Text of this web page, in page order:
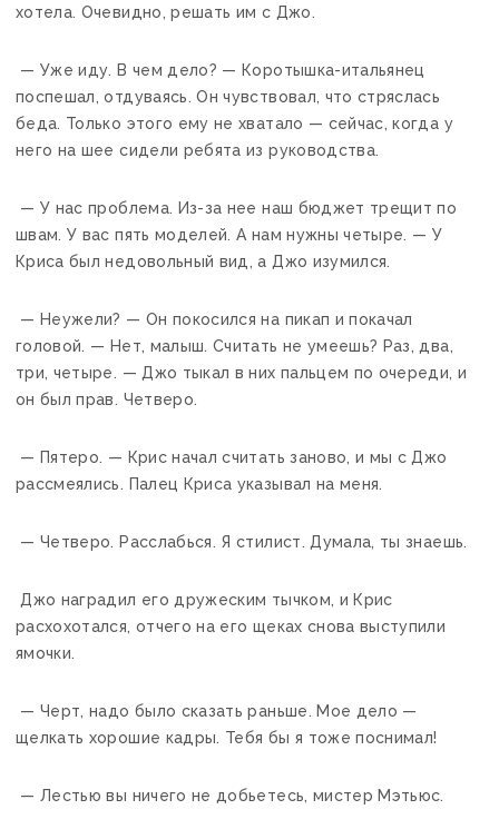
хотела. Очевидно, решать им с Джо.
— Уже иду. В чем дело? — Коротышка-итальянец
поспешал, отдуваясь. Он чувствовал, что стряслась
беда. Только этого ему не хватало — сейчас, когда у
него на шее сидели ребята из руководства.
— У нас проблема. Из-за нее наш бюджет трещит по
швам. У вас пять моделей. А нам нужны четыре. — У
Криса был недовольный вид, а Джо изумился.
— Неужели? — Он покосился на пикап и покачал
головой. — Нет, малыш. Считать не умеешь? Раз, два,
три, четыре. — Джо тыкал в них пальцем по очереди, и
он был прав. Четверо.
— Пятеро. — Крис начал считать заново, и мы с Джо
рассмеялись. Палец Криса указывал на меня.
— Четверо. Расслабься. Я стилист. Думала, ты знаешь.
Джо наградил его дружеским тычком, и Крис
расхохотался, отчего на его щеках снова выступили
ямочки.
— Черт, надо было сказать раньше. Мое дело —
щелкать хорошие кадры. Тебя бы я тоже поснимал!
— Лестью вы ничего не добьетесь, мистер Мэтьюс.